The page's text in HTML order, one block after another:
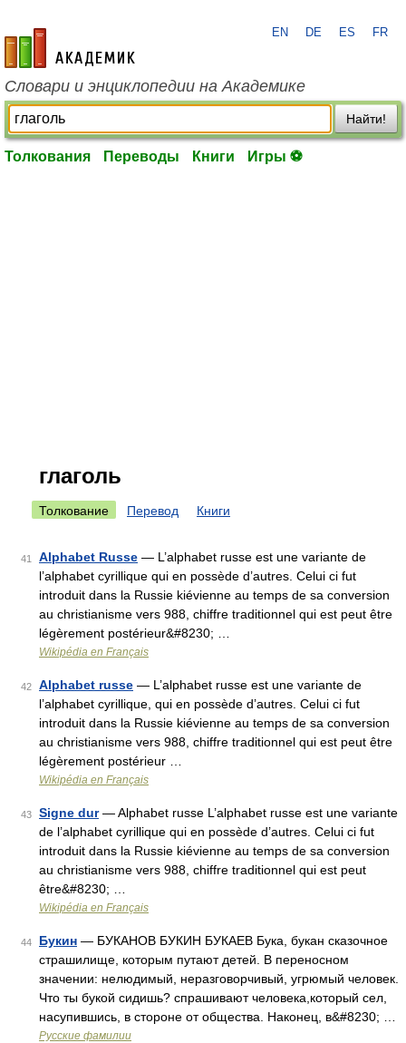
academic.ru
EN DE ES FR
Словари и энциклопедии на Академике
Найти!
Толкования Переводы Книги Игры ⚽
глаголь
Толкование Перевод Книги
41 Alphabet Russe — L’alphabet russe est une variante de
l’alphabet cyrillique qui en possède d’autres. Celui ci fut
introduit dans la Russie kiévienne au temps de sa conversion
au christianisme vers 988, chiffre traditionnel qui est peut être
légèrement postérieur&#8230; …
Wikipédia en Français
42 Alphabet russe — L’alphabet russe est une variante de
l’alphabet cyrillique, qui en possède d’autres. Celui ci fut
introduit dans la Russie kiévienne au temps de sa conversion
au christianisme vers 988, chiffre traditionnel qui est peut être
légèrement postérieur …
Wikipédia en Français
43 Signe dur— Alphabet russe L’alphabet russe est une variante
de l’alphabet cyrillique qui en possède d’autres. Celui ci fut
introduit dans la Russie kiévienne au temps de sa conversion
au christianisme vers 988, chiffre traditionnel qui est peut
être&#8230; …
Wikipédia en Français
44 Букин — БУКАНОВ БУКИН БУКАЕВ Бука, букан сказочное
страшилище, которым путают детей. В переносном
значении: нелюдимый, неразговорчивый, угрюмый человек.
Что ты букой сидишь? спрашивают человека,который сел,
насупившись, в стороне от общества. Наконец, в&#8230; …
Русские фамилии